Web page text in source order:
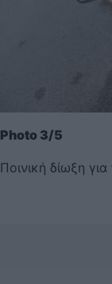
Photo 3/5
Ποινική δίωξη